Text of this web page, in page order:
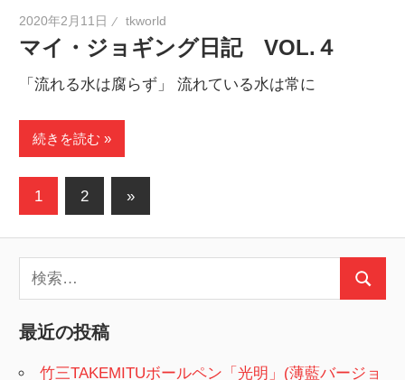
2020年2月11日 tkworld
マイ・ジョギング日記 VOL.４
「流れる水は腐らず」 流れている水は常に
続きを読む
投
の
ペ
ー
ジ
1 2
次
»
索:
検
最近の投稿
竹三TAKEMITUボールペン「光明」(薄藍バージョ